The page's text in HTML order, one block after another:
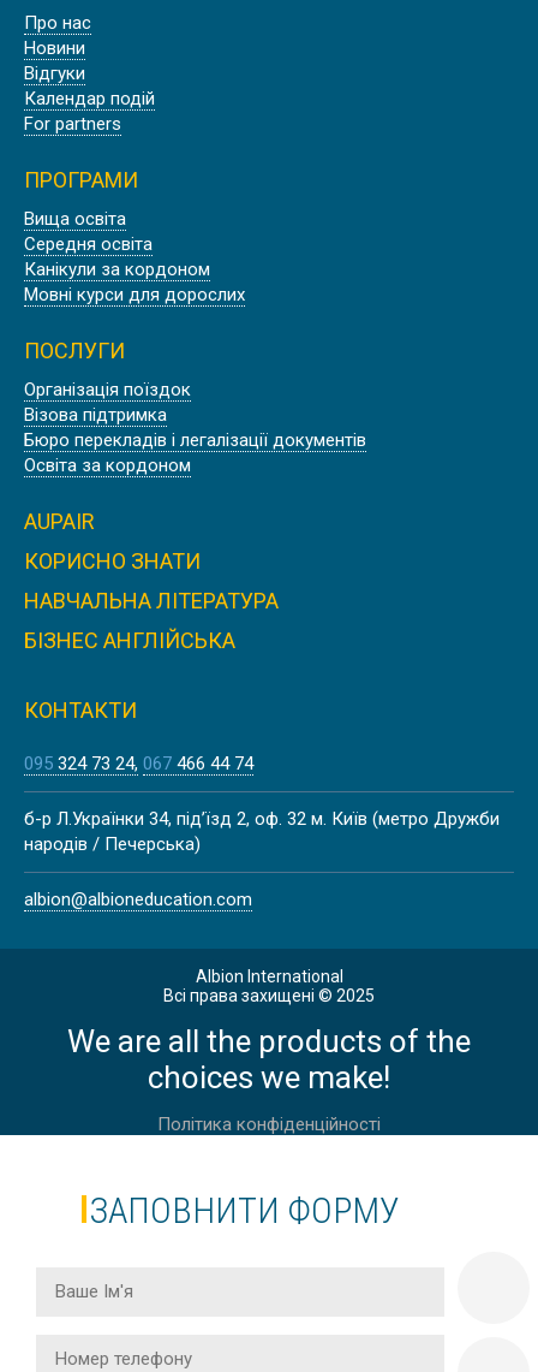
ЛІТНІ КАНІКУЛИ В ОКСФОРДІ
Літо
АНГЛІЙСЬКІ КАНІКУЛИ В ЛОНДОНІ
ЛІТНІ КАНІКУЛИ В БАТІ
Літо
ЛІТНІ КАНІКУЛИ НА МАЛЬТІ,
ВАЛЛЕТТА | CAVENDISH SCHOOL
ВЕСНЯНІ КАНІКУЛИ У ЙОРКШИРІ
ВЕСНЯНІ КАНІКУЛИ У АНГЛІЇ,
ЛОНДОН, DAVID GAME COLLEGE
Весна
Про нас
Новини
Відгуки
Календар подій
For partners
ПРОГРАМИ
Вища освіта
Середня освіта
Канікули за кордоном
Мовні курси для дорослих
ПОСЛУГИ
Організація поїздок
Візова підтримка
Бюро перекладів і легалізації документів
Освіта за кордоном
AUPAIR
КОРИСНО ЗНАТИ
НАВЧАЛЬНА ЛІТЕРАТУРА
БІЗНЕС АНГЛІЙСЬКА
КОНТАКТИ
095 324 73 24 067 466 44 74
б-р Л.Українки 34, під’їзд 2, оф. 32 м. Київ (метро Дружби
народів / Печерська)
albion@albioneducation.com
Albion International
Всі права захищені © 2025
We are all the products of the
choices we make!
Політика конфіденційності
ЗАПОВНИТИ ФОРМУ